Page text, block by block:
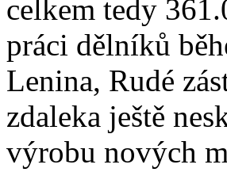
celkem tedy
práci dělníků
Lenina, Rudé
zdaleka ještě
výrobu nových